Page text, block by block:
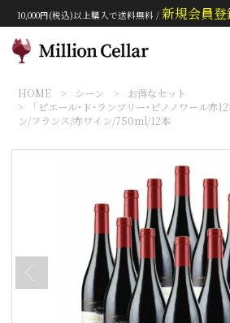
10,000円(税込)以上購入で送料無料 / 新規会員登
HOME シーン
お得なセット
「ピエール・ド・ランブリー・ピノノワール赤
ン/フランス/赤ワイン/750ml/12本